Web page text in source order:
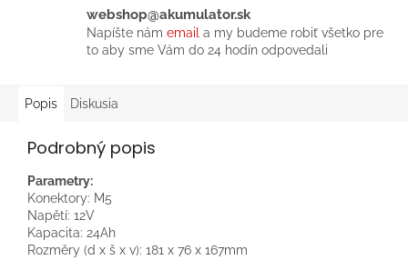
webshop@akumulator.sk
Napíšte nám email a my budeme robiť všetko pre
to aby sme Vám do 24 hodín odpovedali
Popis Diskusia
Podrobný popis
Parametry:
Konektory: M5
Napětí: 12V
Kapacita: 24Ah
Rozměry (d x š x v): 181 x 76 x 167mm